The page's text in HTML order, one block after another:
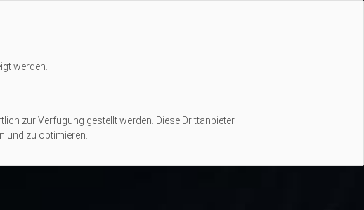
werden.
zur Verfügung gestellt werden. Diese Drittanbieter
und zu optimieren.